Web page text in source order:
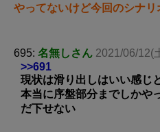
やってないけど今回のシナリ
695: 名無しさん 2021/06/12(
>>691
現状は滑り出しはいい感じ
本当に序盤部分までしかや
だ下せない